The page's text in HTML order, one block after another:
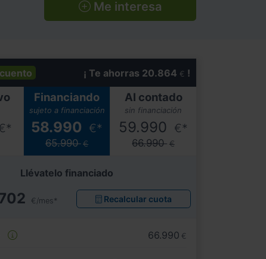
Me interesa
¡ Te ahorras 20.864 € !
Financiando
sujeto a financiación
58.990 €*
65.990 €
Al contado
sin financiación
59.990 €*
66.990 €
Llévatelo financiado
€/mes* Recalcular cuota
66.990 €